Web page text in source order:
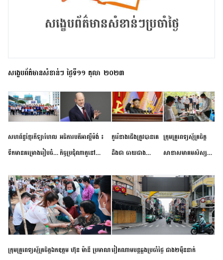
សង្ខេបព័ត៌មានសំខាន់ៗ ថ្ងៃទី១១ តុលា ២០២៣
សហព័ន្ធខ្មែរកីឡាហែល
ទឹកមានគម្រោងរៀបចំ
កម្រិតបឋម ដល់ឧត្តម
សិក្សានាពេលខាងមុខ
អធិការបតីអាល្លឺម៉ង់ ៖
កិច្ចប្រជុំណាតូនៅ
ខាងមុខនឹងបញ្ជូនសញ្ញា
នៃភាពស្អិតរមួត និង
ការប្តេជ្ញាចិត្ត
កូរ៉េខាងជើងត្រូវបានគេ
ដឹងថា ចាយជាង
អភិវឌ្ឍន៍នុយក្លេអ៊ែរ
ក្រុមគ្រូពេទ្យស្ម័គ្រចិត្ត
សាខាសមាគមសិស្ស
ខេត្តកំពង់ចាម ចុះពិនិត្យ
ពិគ្រោះជំងឺទូទៅ និងផ្តល់
ថ្នាំពេទ្យជូនប្រជាពលរដ្ឋ
រស់នៅសង្កាត់បឹងកុក
ក្រុមគ្រូពេទ្យស្ម័គ្រចិត្តឯកឧត្តម ហ៊ុន ម៉ានី ប្រមាណវៀតណាម​បន្ត​ឆ្លង​ប្រចាំថ្ងៃ​ ​ជាង​២​ម៉ឺន​នាក់​